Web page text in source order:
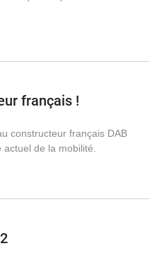
français !
constructeur français DAB
de la mobilité.